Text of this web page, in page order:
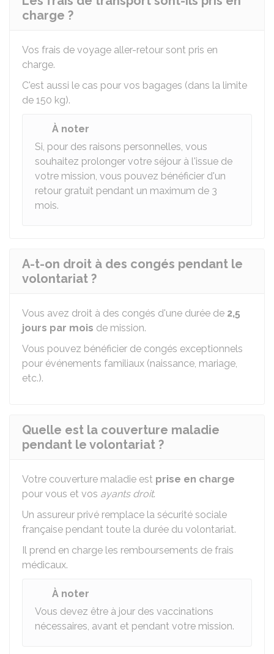
charge ?
Vos frais de voyage aller-retour sont pris en
charge.
C'est aussi le cas pour vos bagages (dans la limite
de 150 kg).
À noter
Si, pour des raisons personnelles, vous
souhaitez prolonger votre séjour à l'issue de
votre mission, vous pouvez bénéficier d'un
retour gratuit pendant un maximum de 3
mois.
A-t-on droit à des congés pendant le
volontariat ?
Vous avez droit à des congés d'une durée de 2,5
jours par mois de mission.
Vous pouvez bénéficier de congés exceptionnels
pour événements familiaux (naissance, mariage,
etc.).
Quelle est la couverture maladie
pendant le volontariat ?
Votre couverture maladie est prise en charge
pour vous et vos ayants droit.
Un assureur privé remplace la sécurité sociale
française pendant toute la durée du volontariat.
Il prend en charge les remboursements de frais
médicaux.
À noter
Vous devez être à jour des vaccinations
nécessaires, avant et pendant votre mission.